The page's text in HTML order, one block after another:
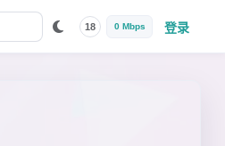
18 0 Mbps 登录